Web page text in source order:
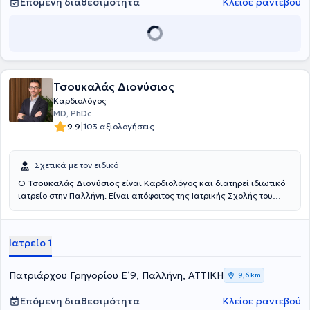
εμπειρία στη σύγχρονη επεμβατική αντιμετώπιση αρρυθμιών
(κατάλυση - ablation υπερκοιλιακών και κοιλιακών αρρυθμίων)
Διεθνής Εκπαιδευτής (Official Proctor) επαγγελματιών Υγείας στον
τομέα της Ηλεκτροφυσιολογίας στον ενδοκαρδιακό
υπέρηχο(Intracardiac Echocardiography –ICE).Τέλος ο γιατρός έχει
σημαντικό ερευνητικό έργο με δημοσιεύσεις σε διεθνή ιατρικά
ιατρικά συνέδρια.
Τσουκαλάς Διονύσιος
Καρδιολόγος
MD, PhDc
9.9|103 αξιολογήσεις
Σχετικά με τον ειδικό
Ο Τσουκαλάς Διονύσιος είναι Καρδιολόγος και διατηρεί ιδιωτικό
ιατρείο στην Παλλήνη. Είναι απόφοιτος της Ιατρικής Σχολής του
- Πειραιά και έλαβε τον τίτλο της ειδικότητας της Καρδιολογίας το
Νοσοκομείο Νίκαιας Πειραιά «Άγιος Παντελεήμων», στο Γενικό
Νοσοκομείο Τρικάλων, στο Γενικό Νοσοκομείο Ασκληπιείο Βούλας,
καθώς και στο Metropolitan General Hospital, του οποίου και
διατελεί Επιμελητής της ΄Β Καρδιολογικής Κλινικής έως σήμερα.
Είναι, επίσης, υποψήφιος Διδάκτωρ της Ιατρικής Σχολής του
Εθνικού και Καποδιστριακού Πανεπιστημίου Αθηνών. Σε όλη αυτή
Ιατρείο 1
Πατριάρχου Γρηγορίου Ε΄ 9, Παλλήνη, ΑΤΤΙΚΗ 9,6 km
Επόμενη διαθεσιμότητα Κλείσε ραντεβού